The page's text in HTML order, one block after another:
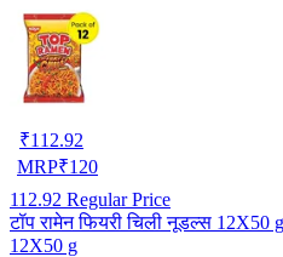
₹112.92
MRP₹120
112.92 Regular Price
टॉप रामेन फियरी चिली नूडल्स
12X50 g